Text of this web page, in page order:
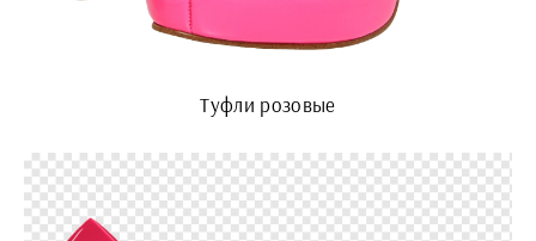
Туфли розовые